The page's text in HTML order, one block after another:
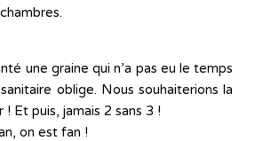
une graine qui n’a pas eu le temps
oblige. Nous souhaiterions la
Et puis, jamais 2 sans 3 !
on est fan !